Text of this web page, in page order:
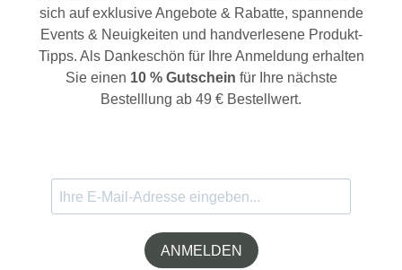
sich auf exklusive Angebote & Rabatte, spannende
Events & Neuigkeiten und handverlesene Produkt-
Tipps. Als Dankeschön für Ihre Anmeldung erhalten
Sie einen 10 % Gutschein für Ihre nächste
Bestelllung ab 49 € Bestellwert.
ANMELDEN